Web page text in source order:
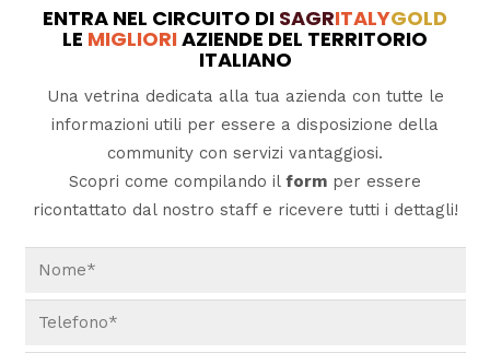
ENTRA NEL CIRCUITO DI SAGRITALYGOLD
LE MIGLIORIAZIENDE DEL TERRITORIO
ITALIANO
Una vetrina dedicata alla tua azienda con tutte le
informazioni utili per essere a disposizione della
community con servizi vantaggiosi.
Scopri come compilando il form per essere
ricontattato dal nostro staff e ricevere tutti i dettagli!